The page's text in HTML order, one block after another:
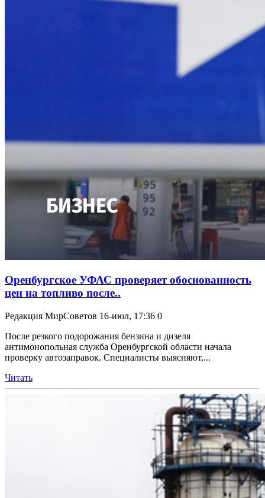
Оренбургское УФАС проверяет обоснованность
цен на топливо после..
Редакция МирСоветов 16-июл, 17:36 0
После резкого подорожания бензина и дизеля
антимонопольная служба Оренбургской области начала
проверку автозаправок. Специалисты выясняют,...
Читать